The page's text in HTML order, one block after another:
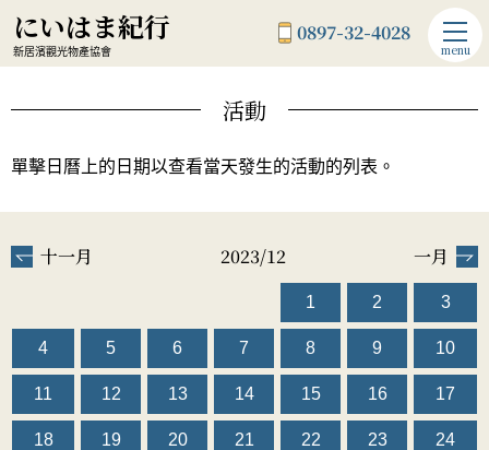
にいはま紀行
新居濱觀光物產協會
0897-32-4028
menu
活動
單擊日曆上的日期以查看當天發生的活動的列表。
十一月 2023/12 一月
1 2 3
4 5 6 7 8 9 10
11 12 13 14 15 16 17
18 19 20 21 22 23 24